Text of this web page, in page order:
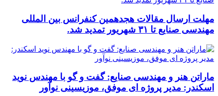
مهلت ارسال مقالات هجدهمین کنفرانس بین المللی
مهندسی صنایع تا ۳۱ شهریور تمدید شد.
ماراتن هنر و مهندسی صنایع: گفت و گو با مهندس نوید
اسکندر: مدیر پروژه ای موفق، موزیسینی نوآور